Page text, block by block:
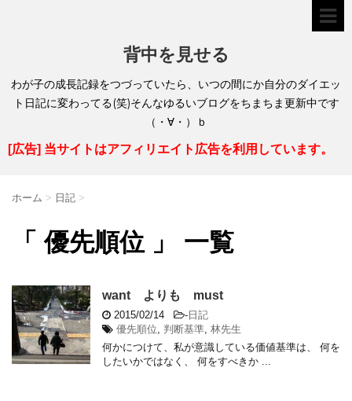
背中を見せる
わが子の成長記録をつづっていたら、いつの間にか自分のダイエッ
ト日記に変わってる(笑)そんなゆるいブログをちまちま更新中です
（・∀・）ｂ
[広告] 当サイトはアフィリエイト広告を利用しています。
ホーム > 日記 >
「 優先順位 」 一覧
want よりも must
2015/02/14 - 日記
優先順位
判断基準 林先生
何かにつけて、私が意識している価値基準は、 何を
したいかではなく、 何をすべきか ...